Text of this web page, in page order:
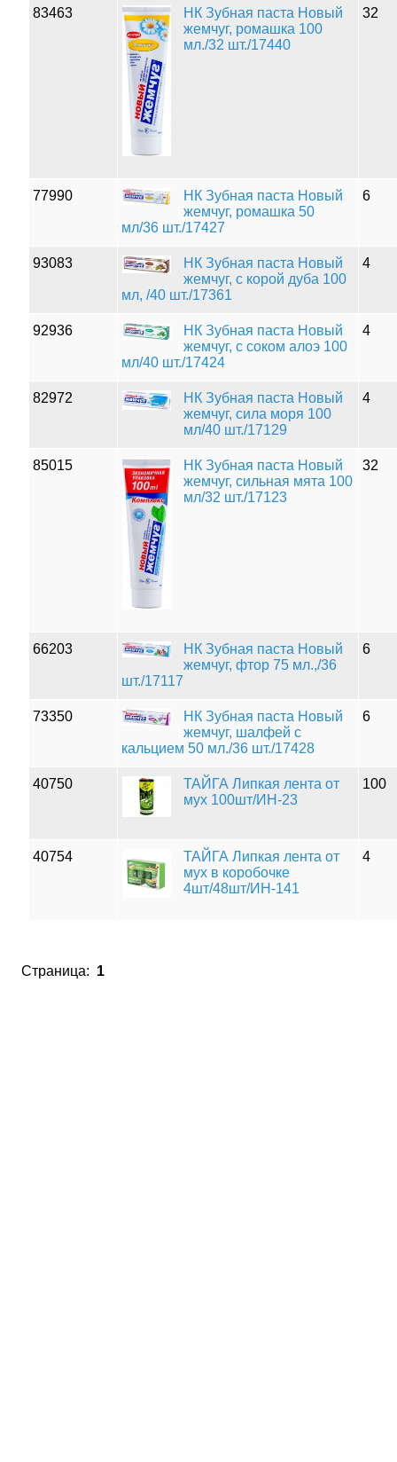
83463
НК Зубная паста Новый
жемчуг, ромашка 100
мл./32 шт./17440
32
77990
НК Зубная паста Новый
жемчуг, ромашка 50
мл/36 шт./17427
6
93083
НК Зубная паста Новый
жемчуг, с корой дуба 100
мл, /40 шт./17361
4
92936
НК Зубная паста Новый
жемчуг, с соком алоэ 100
мл/40 шт./17424
4
82972
НК Зубная паста Новый
жемчуг, сила моря 100
мл/40 шт./17129
4
85015
НК Зубная паста Новый
жемчуг, сильная мята 100
мл/32 шт./17123
32
66203
НК Зубная паста Новый
жемчуг, фтор 75 мл.,/36
шт./17117
6
73350
НК Зубная паста Новый
жемчуг, шалфей с
кальцием 50 мл./36 шт./17428
6
40750
ТАЙГА Липкая лента от
мух 100шт/ИН-23
100
40754
ТАЙГА Липкая лента от
мух в коробочке
4шт/48шт/ИН-141
4
Страница: 1